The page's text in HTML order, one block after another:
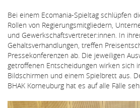
Bei einem Ecomania-Spieltag schlüpfen
Rollen von Regierungsmitgliedern,
und Gewerkschaftsvertreter:innen. In
Gehaltsverhandlungen, treffen
Pressekonferenzen ab. Die jeweiligen
getroffenen Entscheidungen wirken sich
Bildschirmen und einem Spielbrett aus.
BHAK Korneuburg hat es auf alle Fälle